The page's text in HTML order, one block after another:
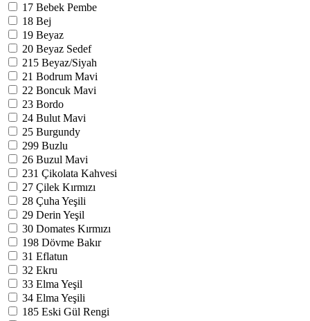
17 Bebek Pembe
18 Bej
19 Beyaz
20 Beyaz Sedef
215 Beyaz/Siyah
21 Bodrum Mavi
22 Boncuk Mavi
23 Bordo
24 Bulut Mavi
25 Burgundy
299 Buzlu
26 Buzul Mavi
231 Çikolata Kahvesi
27 Çilek Kırmızı
28 Çuha Yeşili
29 Derin Yeşil
30 Domates Kırmızı
198 Dövme Bakır
31 Eflatun
32 Ekru
33 Elma Yeşil
34 Elma Yeşili
185 Eski Gül Rengi